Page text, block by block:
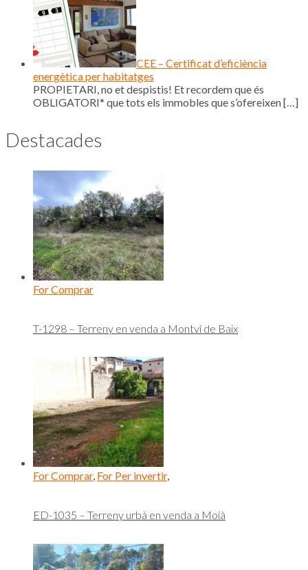
CEE – Certificat d’eficiència
energètica per habitatges
PROPIETARI, no et despistis! Et recordem que és
OBLIGATORI* que tots els immobles que s’ofereixen[…]
Destacades
For Comprar
T-1298 – Terreny en venda a Montví de Baix
For Comprar, For Per invertir,
ED-1035 – Terreny urbà en venda a Moià